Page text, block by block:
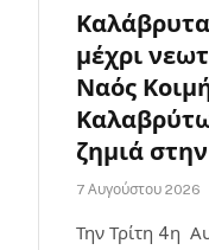
μέχρι
Ναός
ζημιά
7 Αυγούστου 2026
Την Τρίτη 4η